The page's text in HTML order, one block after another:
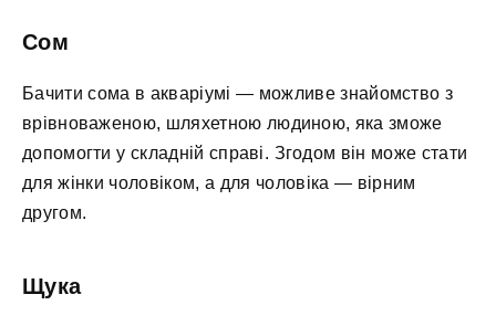
Сом
Бачити сома в акваріумі — можливе знайомство з
врівноваженою, шляхетною людиною, яка зможе
допомогти у складній справі. Згодом він може стати
для жінки чоловіком, а для чоловіка — вірним
другом.
Щука